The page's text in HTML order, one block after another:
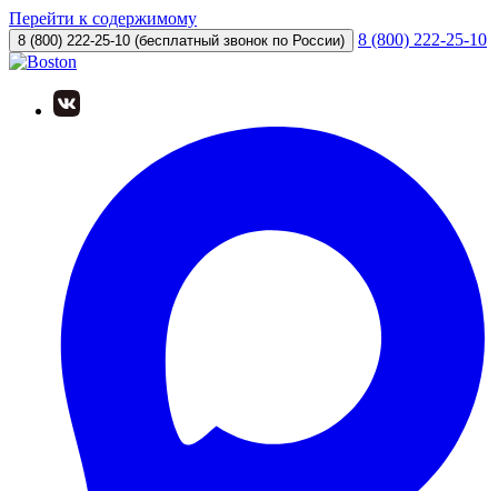
Перейти к содержимому
8 (800) 222-25-10 (бесплатный звонок по России) 8 (800) 222-25-10